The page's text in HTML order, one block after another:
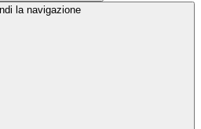
la navigazione